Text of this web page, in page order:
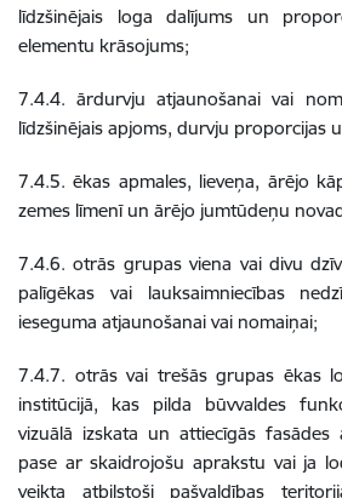
līdzšinējais loga dalījums un
elementu krāsojums;
7.4.4. ārdurvju atjaunošanai vai
līdzšinējais apjoms, durvju proporcijas
7.4.5. ēkas apmales, lieveņa, ārējo
zemes līmenī un ārējo jumtūdeņu
7.4.6. otrās grupas viena vai divu
palīgēkas vai lauksaimniecības
ieseguma atjaunošanai vai nomaiņai;
7.4.7. otrās vai trešās grupas ēkas
institūcijā, kas pilda būvvaldes
vizuālā izskata un attiecīgās fasādes
pase ar skaidrojošu aprakstu vai ja
veikta atbilstoši pašvaldības